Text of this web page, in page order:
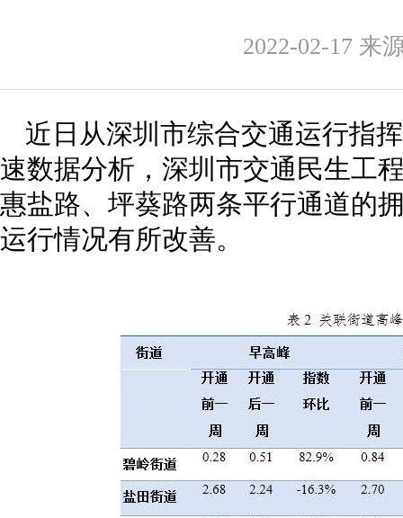
2022-02-17 来
近日从深圳市综合交通运行指
速数据分析，深圳市交通民生工
惠盐路、坪葵路两条平行通道的
运行情况有所改善。